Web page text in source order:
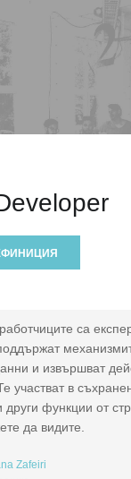
са
и извършват
участват в
други функции от
да видите.
Zafeiri